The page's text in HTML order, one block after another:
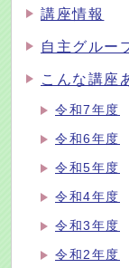
講座情報
自主グルー
こんな講座
令和7年度
令和6年度
令和5年度
令和4年度
令和3年度
令和2年度